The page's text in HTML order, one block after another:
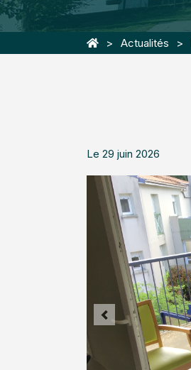
Actualités
Le 29 juin 2026